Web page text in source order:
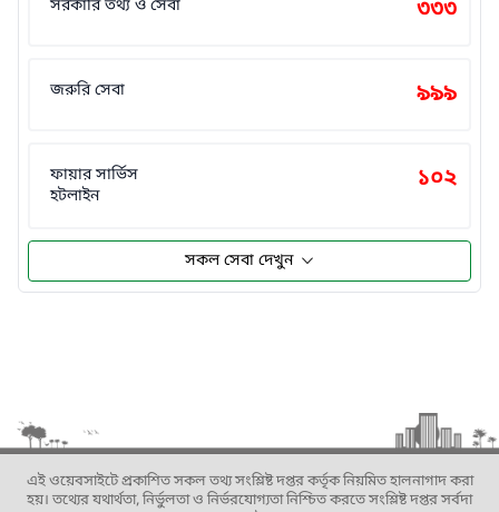
সরকারি তথ্য ও সেবা ৩৩৩
জরুরি সেবা ৯৯৯
ফায়ার সার্ভিস
হটলাইন
১০২
সকল সেবা দেখুন
এই ওয়েবসাইটে প্রকাশিত সকল তথ্য সংশ্লিষ্ট দপ্তর কর্তৃক নিয়মিত হালনাগাদ করা
হয়। তথ্যের যথার্থতা, নির্ভুলতা ও নির্ভরযোগ্যতা নিশ্চিত করতে সংশ্লিষ্ট দপ্তর সর্বদা